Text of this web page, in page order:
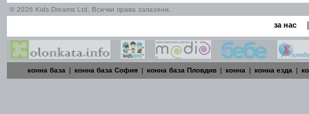
© 2026 Kids Dreams Ltd. Всички права запазени.
за нас |
конна база | конна база София | конна база Пловдив | конна | конна езда |